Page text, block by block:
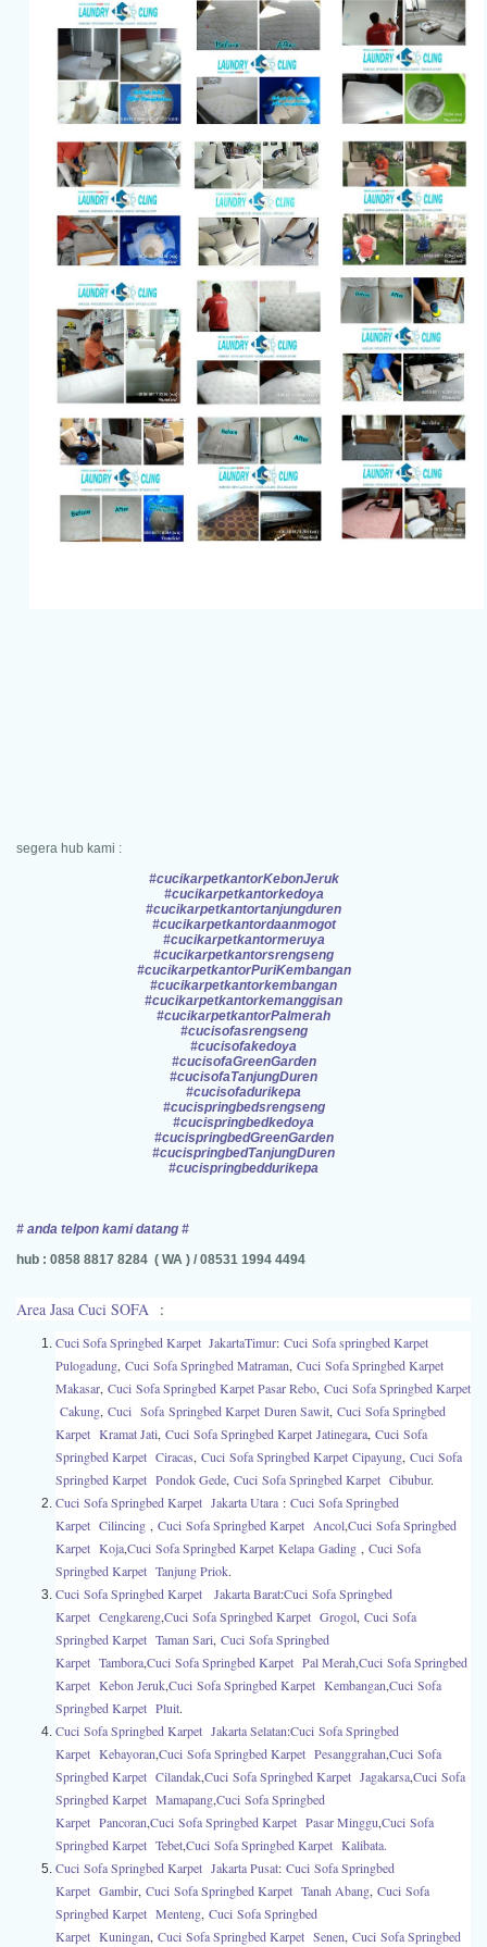
segera hub kami :
#cucikarpetkantorKebonJeruk
#cucikarpetkantorkedoya
#cucikarpetkantortanjungduren
#cucikarpetkantordaanmogot
#cucikarpetkantormeruya
#cucikarpetkantorsrengseng
#cucikarpetkantorPuriKembangan
#cucikarpetkantorkembangan
#cucikarpetkantorkemanggisan
#cucikarpetkantorPalmerah
#cucisofasrengseng
#cucisofakedoya
#cucisofaGreenGarden
#cucisofaTanjungDuren
#cucisofadurikepa
#cucispringbedsrengseng
#cucispringbedkedoya
#cucispringbedGreenGarden
#cucispringbedTanjungDuren
#cucispringbeddurikepa
# anda telpon kami datang #
hub : 0858 8817 8284 ( WA ) / 08531 1994 4494
Area Jasa Cuci SOFA :
Cuci Sofa Springbed Karpet JakartaTimur: Cuci Sofa springbed Karpet
Pulogadung, Cuci Sofa Springbed Matraman, Cuci Sofa Springbed Karpet
Makasar, Cuci Sofa Springbed Karpet Pasar Rebo, Cuci Sofa Springbed Karpet
Cakung, Cuci Sofa Springbed Karpet Duren Sawit, Cuci Sofa Springbed
Karpet Kramat Jati, Cuci Sofa Springbed Karpet Jatinegara, Cuci Sofa
Springbed Karpet Ciracas, Cuci Sofa Springbed Karpet Cipayung, Cuci Sofa
Springbed Karpet Pondok Gede, Cuci Sofa Springbed Karpet Cibubur.
Cuci Sofa Springbed Karpet Jakarta Utara : Cuci Sofa Springbed
Karpet Cilincing , Cuci Sofa Springbed Karpet Ancol,Cuci Sofa Springbed
Karpet Koja,Cuci Sofa Springbed Karpet Kelapa Gading , Cuci Sofa
Springbed Karpet Tanjung Priok.
Cuci Sofa Springbed Karpet Jakarta Barat:Cuci Sofa Springbed
Karpet Cengkareng,Cuci Sofa Springbed Karpet Grogol, Cuci Sofa
Springbed Karpet Taman Sari, Cuci Sofa Springbed
Karpet Tambora,Cuci Sofa Springbed Karpet Pal Merah,Cuci Sofa Springbed
Karpet Kebon Jeruk,Cuci Sofa Springbed Karpet Kembangan,Cuci Sofa
Springbed Karpet Pluit.
Cuci Sofa Springbed Karpet Jakarta Selatan:Cuci Sofa Springbed
Karpet Kebayoran,Cuci Sofa Springbed Karpet Pesanggrahan,Cuci Sofa
Springbed Karpet Cilandak,Cuci Sofa Springbed Karpet Jagakarsa,Cuci Sofa
Springbed Karpet Mamapang,Cuci Sofa Springbed
Karpet Pancoran,Cuci Sofa Springbed Karpet Pasar Minggu,Cuci Sofa
Springbed Karpet Tebet,Cuci Sofa Springbed Karpet Kalibata.
Cuci Sofa Springbed Karpet Jakarta Pusat: Cuci Sofa Springbed
Karpet Gambir, Cuci Sofa Springbed Karpet Tanah Abang, Cuci Sofa
Springbed Karpet Menteng, Cuci Sofa Springbed
Karpet Kuningan, Cuci Sofa Springbed Karpet Senen, Cuci Sofa Springbed